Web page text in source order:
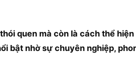
quen mà còn là cách thể
bật nhờ sự chuyên nghiệp,